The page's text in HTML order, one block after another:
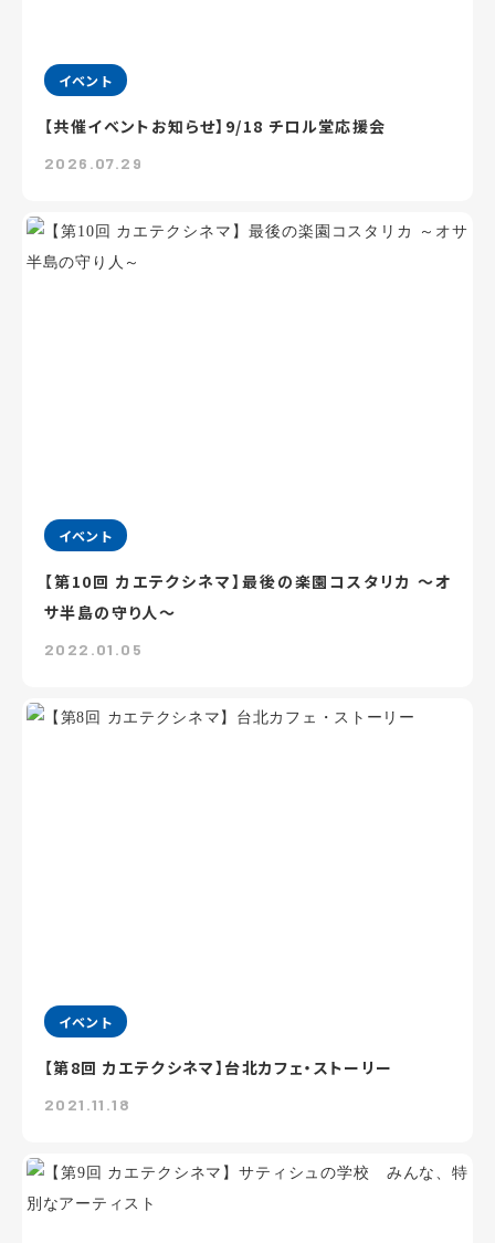
イベント
【共催イベントお知らせ】9/18 チロル堂応援会
2026.07.29
イベント
【第10回 カエテクシネマ】最後の楽園コスタリカ ～オ
サ半島の守り人～
2022.01.05
イベント
【第8回 カエテクシネマ】台北カフェ・ストーリー
2021.11.18